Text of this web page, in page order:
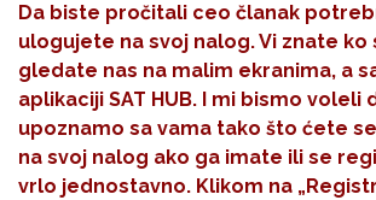
Da biste pročitali ceo članak
ulogujete na svoj nalog. Vi znate ko
gledate nas na malim ekranima, a
aplikaciji SAT HUB. I mi bismo voleli
upoznamo sa vama tako što ćete
na svoj nalog ako ga imate ili se
vrlo jednostavno. Klikom na